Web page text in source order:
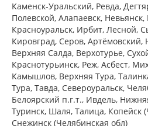
Каменск-Уральский, Ревда,
Полевской, Алапаевск,
Красноуральск, Ирбит, Лесной,
Кировград, Серов, Артёмовский,
Верхняя Салда, Верхотурье,
Краснотурьинск, Реж, Асбест,
Камышлов, Верхняя Тура,
Тура, Тавда, Североуральск,
Белоярский п.г.т., Ивдель,
Туринск, Шаля, Талица, Копейск
Снежинск (Челябинская обл)